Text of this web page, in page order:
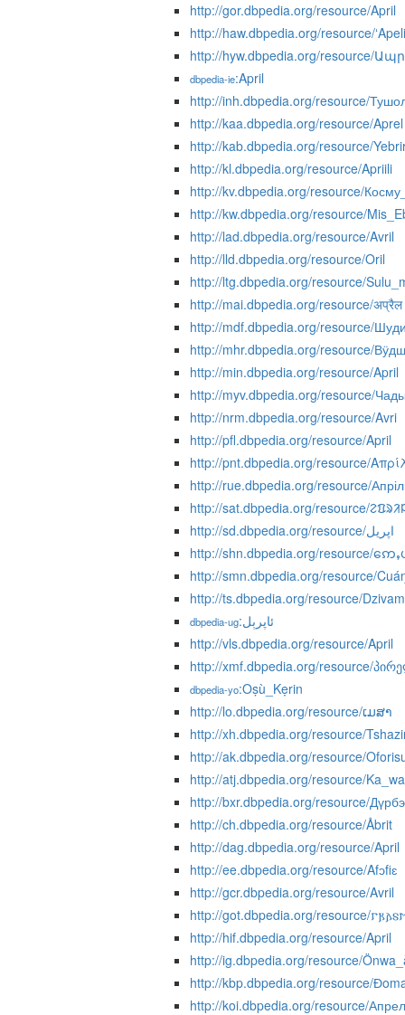
http://gor.dbpedia.org/resource/April
http://haw.dbpedia.org/resource/
http://hyw.dbpedia.org/resource/
dbpedia-ie:April
http://inh.dbpedia.org/resource/
http://kaa.dbpedia.org/resource/Aprel
http://kab.dbpedia.org/resource/
http://kl.dbpedia.org/resource/Apriili
http://kv.dbpedia.org/resource/
http://kw.dbpedia.org/resource/
http://lad.dbpedia.org/resource/Avril
http://lld.dbpedia.org/resource/Oril
http://ltg.dbpedia.org/resource/
http://mai.dbpedia.org/resource/अप्रैल
http://mdf.dbpedia.org/resource/
http://mhr.dbpedia.org/resource/
http://min.dbpedia.org/resource/April
http://myv.dbpedia.org/resource/
http://nrm.dbpedia.org/resource/Avri
http://pfl.dbpedia.org/resource/April
http://pnt.dbpedia.org/resource/
http://rue.dbpedia.org/resource/
http://sat.dbpedia.org/resource/
http://sd.dbpedia.org/resource/اپريل
http://shn.dbpedia.org/resource/ဢေႇ
http://smn.dbpedia.org/resource/
http://ts.dbpedia.org/resource/
dbpedia-ug :ئاپرېل
http://vls.dbpedia.org/resource/April
http://xmf.dbpedia.org/resource/
dbpedia-yo:Oṣù_Kẹrin
http://lo.dbpedia.org/resource/ເມສາ
http://xh.dbpedia.org/resource/
http://ak.dbpedia.org/resource/
http://atj.dbpedia.org/resource/
http://bxr.dbpedia.org/resource/
http://ch.dbpedia.org/resource/Åbrit
http://dag.dbpedia.org/resource/April
http://ee.dbpedia.org/resource/Afɔfiɛ
http://gcr.dbpedia.org/resource/Avril
http://got.dbpedia.org/resource/
http://hif.dbpedia.org/resource/April
http://ig.dbpedia.org/resource/
http://kbp.dbpedia.org/resource/
http://koi.dbpedia.org/resource/